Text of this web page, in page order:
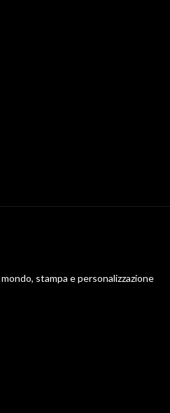
stampa e personalizzazione